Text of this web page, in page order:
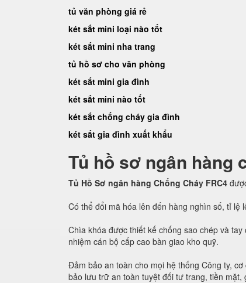
tủ văn phòng giá rẻ
két sắt mini loại nào tốt
két sắt mini nha trang
tủ hồ sơ cho văn phòng
két sắt mini gia đình
két sắt mini nào tốt
két sắt chống cháy gia đình
két sắt gia đình xuất khẩu
Tủ hồ sơ ngân hàng
Tủ Hồ Sơ ngân hàng Chống Cháy FRC4
Có thể đổi mã hóa lên đến hàng nghìn số, tỉ lệ
Chìa khóa được thiết kế chống sao chép và
nhiệm cán bộ cấp cao bàn giao kho quỹ.
Đảm bảo an toàn cho mọi hệ thống Công ty,
bảo lưu trữ an toàn tuyệt đối tư trang, tiền mặt,